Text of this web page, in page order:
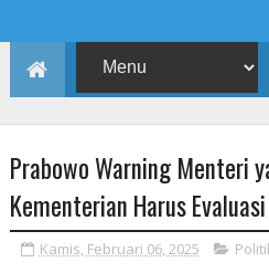
Prabowo Warning Menteri
Kementerian Harus Evaluasi
Kamis, Februari 06, 2025